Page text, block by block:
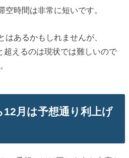
時間は非常に短いです。
あるかもしれませんが、
超えるのは現状では難しいので
12月は予想通り利上げ